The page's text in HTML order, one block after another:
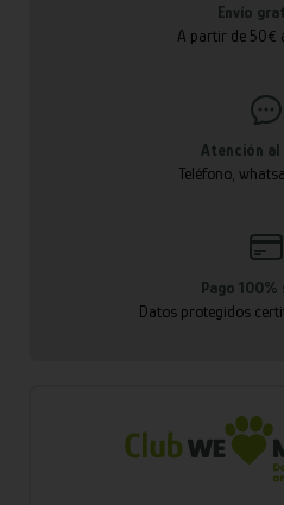
Envío
A partir de 50€
Atención al
Teléfono,
Pago 100%
Datos protegidos